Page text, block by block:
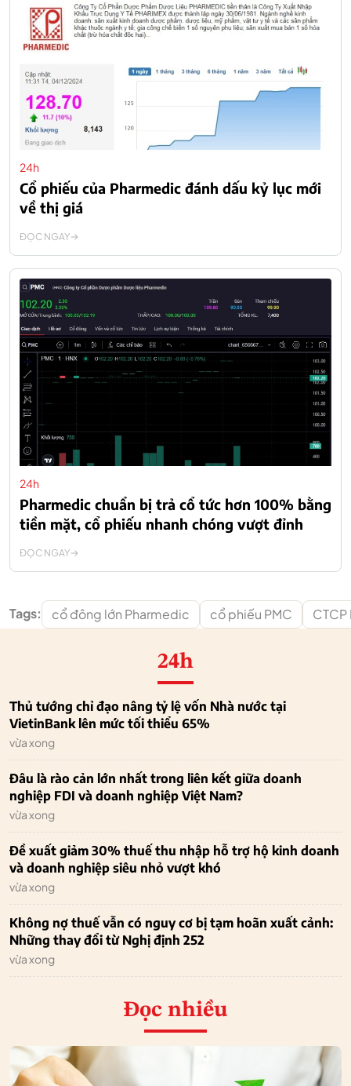
24h
Cổ phiếu của Pharmedic đánh dấu kỷ lục mới
về thị giá
ĐỌC NGAY
24h
Pharmedic chuẩn bị trả cổ tức hơn 100% bằng
tiền mặt, cổ phiếu nhanh chóng vượt đỉnh
ĐỌC NGAY
Tags: cổ đông lớn Pharmedic cổ phiếu PMC
24h
Thủ tướng chỉ đạo nâng tỷ lệ vốn Nhà nước tại
VietinBank lên mức tối thiểu 65%
vừa xong
Đâu là rào cản lớn nhất trong liên kết giữa doanh
nghiệp FDI và doanh nghiệp Việt Nam?
vừa xong
Đề xuất giảm 30% thuế thu nhập hỗ trợ hộ kinh doanh
và doanh nghiệp siêu nhỏ vượt khó
vừa xong
Không nợ thuế vẫn có nguy cơ bị tạm hoãn xuất cảnh:
Những thay đổi từ Nghị định 252
vừa xong
Đọc nhiều